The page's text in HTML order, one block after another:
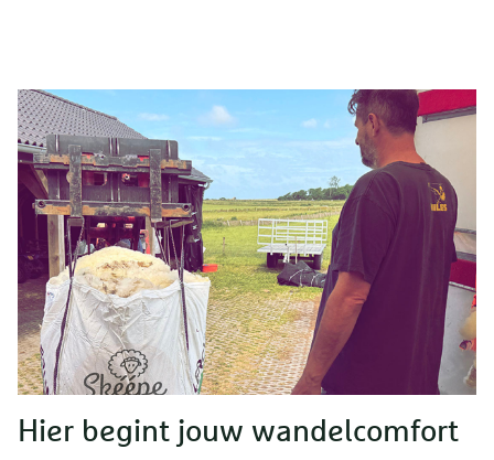
Hier begint jouw wandelcomfort